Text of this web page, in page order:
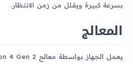
بسرعة كبيرة ويقلل من زمن الانتظار.
المعالج